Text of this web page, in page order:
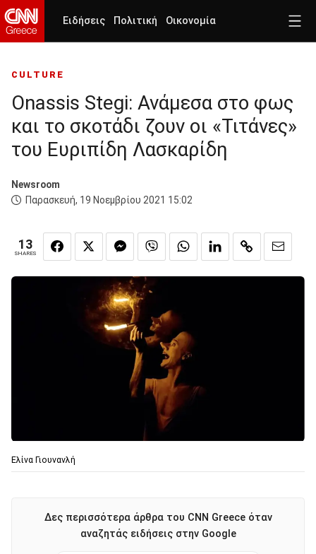
Ειδήσεις Πολιτική Οικονομία
CULTURE
Onassis Stegi: Ανάμεσα στο φως
και το σκοτάδι ζουν οι «Τιτάνες»
του Ευριπίδη Λασκαρίδη
Newsroom
Παρασκευή, 19 Νοεμβρίου 2021 15:02
13
SHARES
Ελίνα Γιουνανλή
Δες περισσότερα άρθρα του CNN Greece όταν
αναζητάς ειδήσεις στην Google